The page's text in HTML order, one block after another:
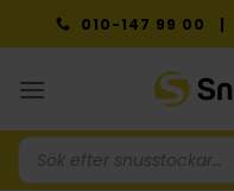
to
010-147 99 00 |
Produktsökning